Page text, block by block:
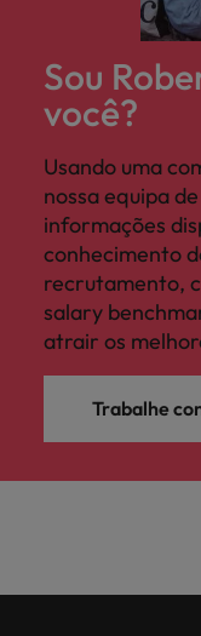
Sou
você?
Usando uma
nossa equipa
informações
conhecimento
recrutamento,
salary
atrair os
Trabalhe